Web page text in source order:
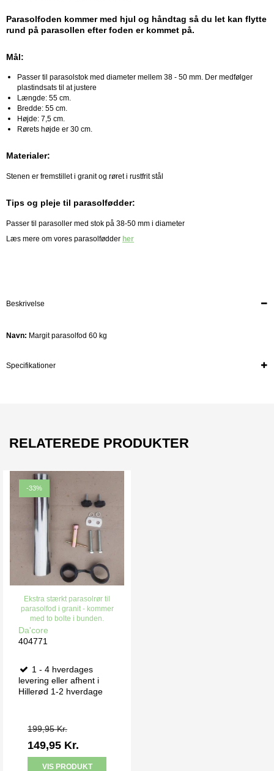
Parasolfoden kommer med hjul og håndtag så du let kan flytte
rund på parasollen efter foden er kommet på.
Mål:
Passer til parasolstok med diameter mellem 38 - 50 mm. Der medfølger
plastindsats til at justere
Længde: 55 cm.
Bredde: 55 cm.
Højde: 7,5 cm.
Rørets højde er 30 cm.
Materialer:
Stenen er fremstillet i granit og røret i rustfrit stål
Tips og pleje til parasolfødder:
Passer til parasoller med stok på 38-50 mm i diameter
Læs mere om vores parasolfødder her
Beskrivelse
Navn: Margit parasolfod 60 kg
Specifikationer
RELATEREDE PRODUKTER
-33%
Ekstra stærkt parasolrør til
parasolfod i granit - kommer
med to bolte i bunden.
Da'core
404771
1 - 4 hverdages
levering eller afhent i
Hillerød 1-2 hverdage
199,95 Kr.
149,95 Kr.
VIS PRODUKT